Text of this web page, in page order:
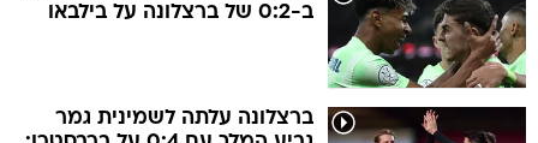
ב-0:2 של ברצלונה על בילבאו
ברצלונה עלתה לשמינית גמר